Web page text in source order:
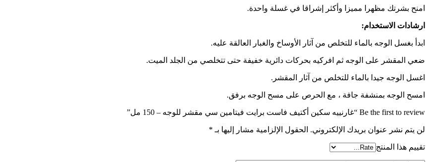
امنح بشرتك مظهرا مميزا وأكثر إشراقا في غسلة واحدة.
ارشادات الاستخدام:
ابدأ بغسل الوجه بالماء للتخلص من آثار الأوساخ والغبار العالقة عليه.
ضعي المقشر على الوجه ثم افركيه بحركات دائرية خفيفة حتى تتخلصي من الجلد الميت.
اغسل الوجه جيدا بالماء للتخلص من آثار المقشر.
امسح الوجه بمنشفة جافة ، مع الحرص على مسح الوجه برفق.
Be the first to review “غارنييه سكين أكتيف فاست برايت فيتامين سي مقشر للوجه – 150 مل”
لن يتم نشر عنوان بريدك الإلكتروني. الحقول الإلزامية مشار إليها بـ *
تقييم هذا المنتج